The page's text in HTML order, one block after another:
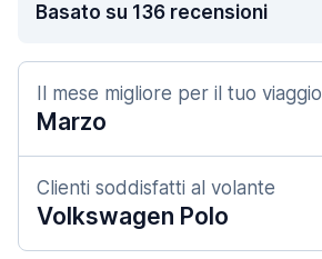
Basato su 136 recensioni
Il mese migliore per il tuo viaggio
Marzo
Clienti soddisfatti al volante
Volkswagen Polo